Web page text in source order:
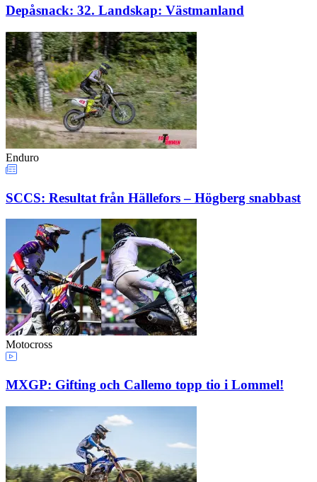
Depåsnack: 32. Landskap: Västmanland
Enduro
SCCS: Resultat från Hällefors – Högberg snabbast
Motocross
MXGP: Gifting och Callemo topp tio i Lommel!